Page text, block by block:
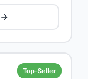
Top-Seller